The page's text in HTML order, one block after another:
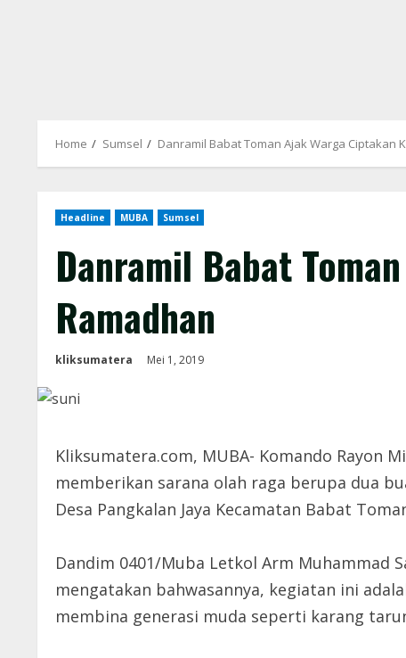
Home Sumsel Danramil Babat Toman Ajak Warga Ciptakan
Headline MUBA Sumsel
Danramil Babat
Ramadhan
kliksumatera Mei 1, 2019
Kliksumatera.com, MUBA- Komando Rayon
memberikan sarana olah raga berupa dua
Desa Pangkalan Jaya Kecamatan Babat
Dandim 0401/Muba Letkol Arm Muhammad
mengatakan bahwasannya, kegiatan ini
membina generasi muda seperti karang